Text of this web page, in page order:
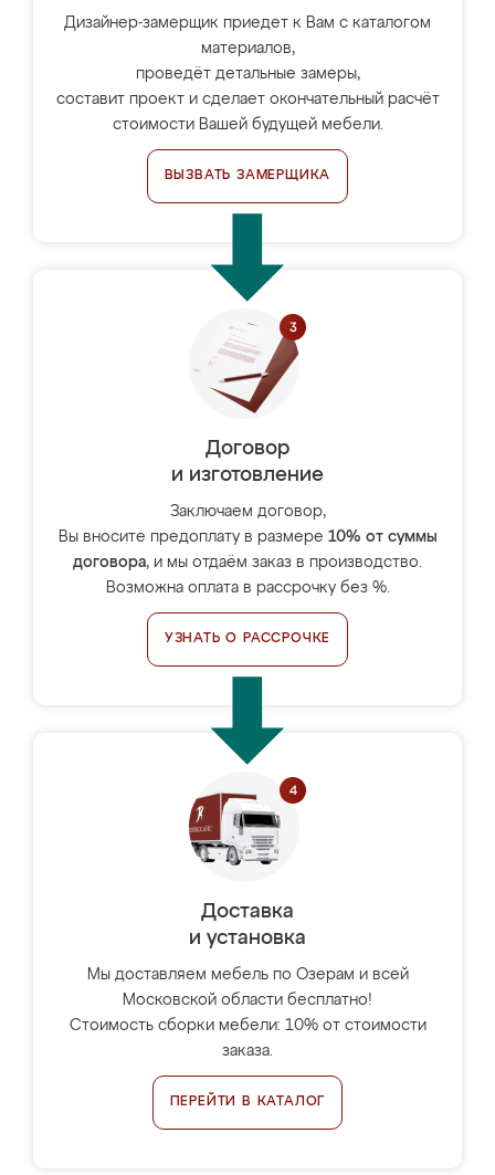
Дизайнер-замерщик приедет к Вам с каталогом
материалов,
проведёт детальные замеры,
составит проект и сделает окончательный расчёт
стоимости Вашей будущей мебели.
ВЫЗВАТЬ ЗАМЕРЩИКА
Договор
и изготовление
Заключаем договор,
Вы вносите предоплату в размере 10% от суммы
договора, и мы отдаём заказ в производство.
Возможна оплата в рассрочку без %.
УЗНАТЬ О РАССРОЧКЕ
Доставка
и установка
Мы доставляем мебель по Озерам и всей
Московской области бесплатно!
Стоимость сборки мебели: 10% от стоимости
заказа.
ПЕРЕЙТИ В КАТАЛОГ